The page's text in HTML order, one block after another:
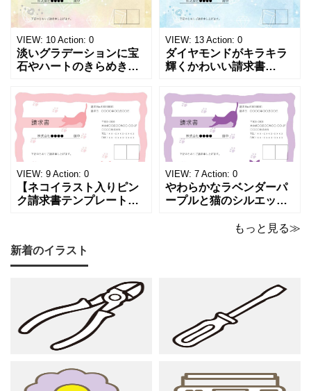
VIEW: 10 Action: 0
淡いグラデーションに宝
石やハートのきらめきを
チックな請求書雛形で
す。パステルピンクやラ
ベンダーの色彩がやわら
かな質感を生み出し、受
け取った相手の心をくす
ぐる特別な仕上がりとな
っています。 ハンドメイ
ド雑貨、コスメブラン
VIEW: 13 Action: 0
ダイヤモンドがキラキラ
輝くかわいい請求書
感あふれるライトブルー
背景に、ジュエルモチー
フを散りばめた煌びやか
な請求書素材です。清潔
感と高級感が同居するデ
ザインは、クライアント
に信頼感と華やかな印象
を同時に届けます
VIEW: 9 Action: 0
【ネコイラスト入りピン
ク請求書テンプレート
ーの猫デザイン請求書雛
形です。波打ちフレーム
の中に描かれたキャット
シルエットや小さな肉球
モチーフが、ビジネス文
書にさりげない
VIEW: 7 Action: 0
やわらかなラベンダーパ
ープルと猫のシルエット
おしゃれな請求書フォー
出したいときにも活躍し
ます。 猫カフェやトリミ
ングサロン
もっと見る≫
新着のイラスト